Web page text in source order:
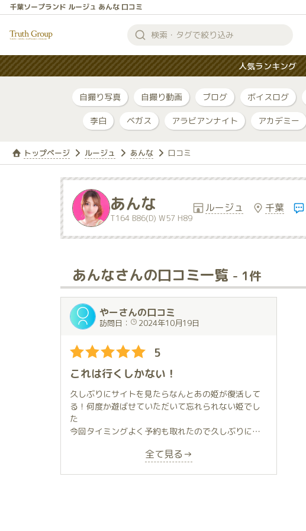
千葉ソープランド ルージュ あんな 口コミ
索
す
る
人気ランキング
自撮り写真 自撮り動画 ブログ ボイスログ
李白 ベガス アラビアンナイト アカデミー
トップページ ルージュ あんな 口コミ
あんな
T164 B86(D) W57 H89
ルージュ 千葉
あんなさんの口コミ一覧 - 1件
やーさんの口コミ
訪問日： 2024年10月19日
5
これは行くしかない！
久しぶりにサイトを見たらなんとあの姫が復活して
る！何度か遊ばせていただいて忘れられない姫でし
た
今回タイミングよく予約も取れたので久しぶりに
全く変わってませんでした！
全て見る→